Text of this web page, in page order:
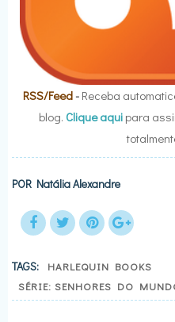
RSS/Feed- Receba
blog. Clique aquipara
POR Natália Alexandre
TAGS:
HARLEQUIN BOOKS
SÉRIE: SENHORES DO